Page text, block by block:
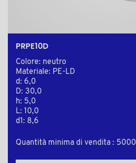
PRPE10D
Colore: neutro
Materiale: PE-LD
d: 6,0
D: 30,0
h: 5,0
L: 10,0
d1: 8,6
Quantità minima di vendita : 5000